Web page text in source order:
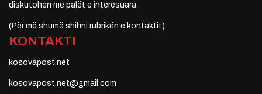
diskutohen me palët e interesuara.
(Për më shumë shihni rubrikën e kontaktit)
KONTAKTI
kosovapost.net
kosovapost.net@gmail.com